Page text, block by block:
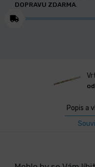
DOPRAVU ZDARMA.
Popis a